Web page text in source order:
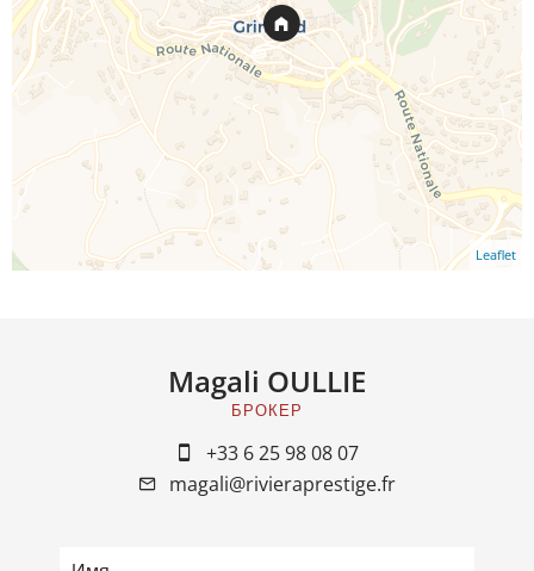
Leaflet
Magali OULLIE
БРОКЕР
+33 6 25 98 08 07
magali@rivieraprestige.fr